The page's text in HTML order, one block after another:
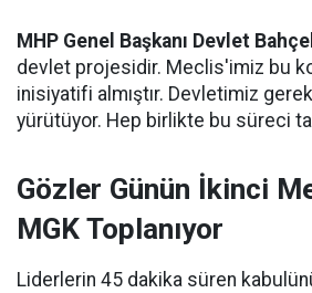
MHP Genel Başkanı Devlet
devlet projesidir. Meclis'imiz bu
inisiyatifi almıştır. Devletimiz
yürütüyor. Hep birlikte bu süreci
Gözler Günün İkinci
MGK Toplanıyor
Liderlerin 45 dakika süren